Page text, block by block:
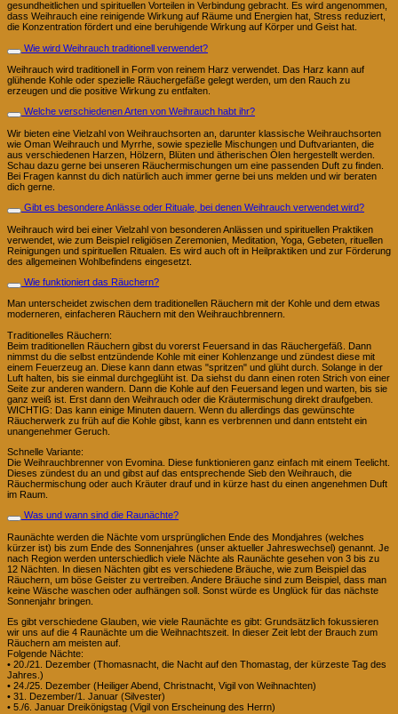
gesundheitlichen und spirituellen Vorteilen in Verbindung gebracht. Es wird angenommen,
dass Weihrauch eine reinigende Wirkung auf Räume und Energien hat, Stress reduziert,
die Konzentration fördert und eine beruhigende Wirkung auf Körper und Geist hat.
Wie wird Weihrauch traditionell verwendet?
Weihrauch wird traditionell in Form von reinem Harz verwendet. Das Harz kann auf
glühende Kohle oder spezielle Räuchergefäße gelegt werden, um den Rauch zu
erzeugen und die positive Wirkung zu entfalten.
Welche verschiedenen Arten von Weihrauch habt ihr?
Wir bieten eine Vielzahl von Weihrauchsorten an, darunter klassische Weihrauchsorten
wie Oman Weihrauch und Myrrhe, sowie spezielle Mischungen und Duftvarianten, die
aus verschiedenen Harzen, Hölzern, Blüten und ätherischen Ölen hergestellt werden.
Schau dazu gerne bei unseren Räuchermischungen um eine passenden Duft zu finden.
Bei Fragen kannst du dich natürlich auch immer gerne bei uns melden und wir beraten
dich gerne.
Gibt es besondere Anlässe oder Rituale, bei denen Weihrauch verwendet wird?
Weihrauch wird bei einer Vielzahl von besonderen Anlässen und spirituellen Praktiken
verwendet, wie zum Beispiel religiösen Zeremonien, Meditation, Yoga, Gebeten, rituellen
Reinigungen und spirituellen Ritualen. Es wird auch oft in Heilpraktiken und zur Förderung
des allgemeinen Wohlbefindens eingesetzt.
Wie funktioniert das Räuchern?
Man unterscheidet zwischen dem traditionellen Räuchern mit der Kohle und dem etwas
moderneren, einfacheren Räuchern mit den Weihrauchbrennern.
Traditionelles Räuchern:
Beim traditionellen Räuchern gibst du vorerst Feuersand in das Räuchergefäß. Dann
nimmst du die selbst entzündende Kohle mit einer Kohlenzange und zündest diese mit
einem Feuerzeug an. Diese kann dann etwas "spritzen" und glüht durch. Solange in der
Luft halten, bis sie einmal durchgeglüht ist. Da siehst du dann einen roten Strich von einer
Seite zur anderen wandern. Dann die Kohle auf den Feuersand legen und warten, bis sie
ganz weiß ist. Erst dann den Weihrauch oder die Kräutermischung direkt draufgeben.
WICHTIG: Das kann einige Minuten dauern. Wenn du allerdings das gewünschte
Räucherwerk zu früh auf die Kohle gibst, kann es verbrennen und dann entsteht ein
unangenehmer Geruch.
Schnelle Variante:
Die Weihrauchbrenner von Evomina. Diese funktionieren ganz einfach mit einem Teelicht.
Dieses zündest du an und gibst auf das entsprechende Sieb den Weihrauch, die
Räuchermischung oder auch Kräuter drauf und in kürze hast du einen angenehmen Duft
im Raum.
Was und wann sind die Raunächte?
Raunächte werden die Nächte vom ursprünglichen Ende des Mondjahres (welches
kürzer ist) bis zum Ende des Sonnenjahres (unser aktueller Jahreswechsel) genannt. Je
nach Region werden unterschiedlich viele Nächte als Raunächte gesehen von 3 bis zu
12 Nächten. In diesen Nächten gibt es verschiedene Bräuche, wie zum Beispiel das
Räuchern, um böse Geister zu vertreiben. Andere Bräuche sind zum Beispiel, dass man
keine Wäsche waschen oder aufhängen soll. Sonst würde es Unglück für das nächste
Sonnenjahr bringen.
Es gibt verschiedene Glauben, wie viele Raunächte es gibt: Grundsätzlich fokussieren
wir uns auf die 4 Raunächte um die Weihnachtszeit. In dieser Zeit lebt der Brauch zum
Räuchern am meisten auf.
Folgende Nächte:
• 20./21. Dezember (Thomasnacht, die Nacht auf den Thomastag, der kürzeste Tag des
Jahres.)
• 24./25. Dezember (Heiliger Abend, Christnacht, Vigil von Weihnachten)
• 31. Dezember/1. Januar (Silvester)
• 5./6. Januar Dreikönigstag (Vigil von Erscheinung des Herrn)